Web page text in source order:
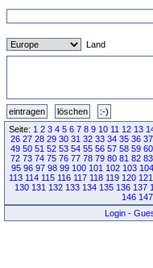
Land
Seite: 1 2 3 4 5 6 7 8 9 10 11 12 13
26 27 28 29 30 31 32 33 34 35 36 37
49 50 51 52 53 54 55 56 57 58 59 60
72 73 74 75 76 77 78 79 80 81 82 83
95 96 97 98 99 100 101 102 103 104
113 114 115 116 117 118 119 120 121
130 131 132 133 134 135 136 137
146 147
Login -